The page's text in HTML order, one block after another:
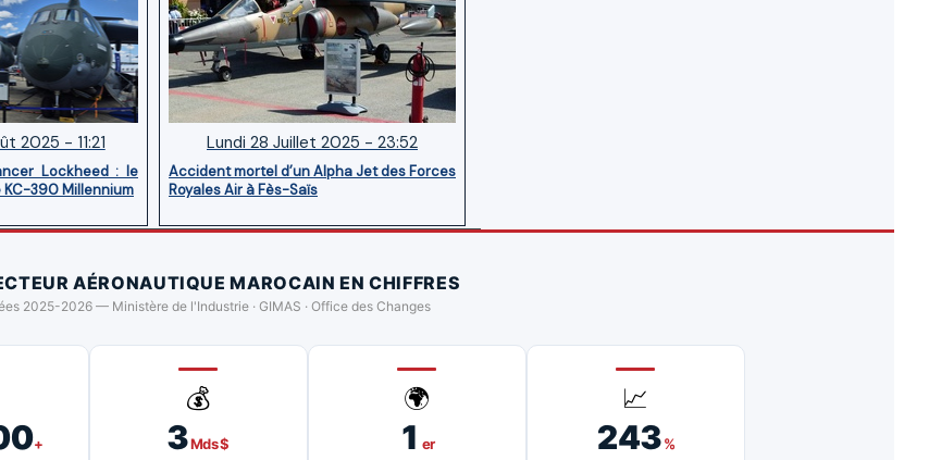
2025 - 11:21
Lockheed : le
390 Millennium
Lundi 28 Juillet 2025 - 23:52
Accident mortel d’un Alpha Jet des Forces
Royales Air à Fès-Saïs
AÉRONAUTIQUE MAROCAIN EN CHIFFRES
2025-2026 — Ministère de l'Industrie · GIMAS · Office des Changes
+
💰
3Mds $
🌍
1 er
📈
243%